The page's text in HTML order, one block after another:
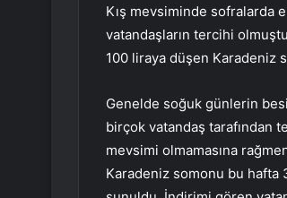
Kış mevsiminde sofralarda
vatandaşların tercihi
100 liraya düşen Karadeniz
Genelde soğuk günlerin
birçok vatandaş tarafından
mevsimi olmamasına
Karadeniz somonu bu hafta